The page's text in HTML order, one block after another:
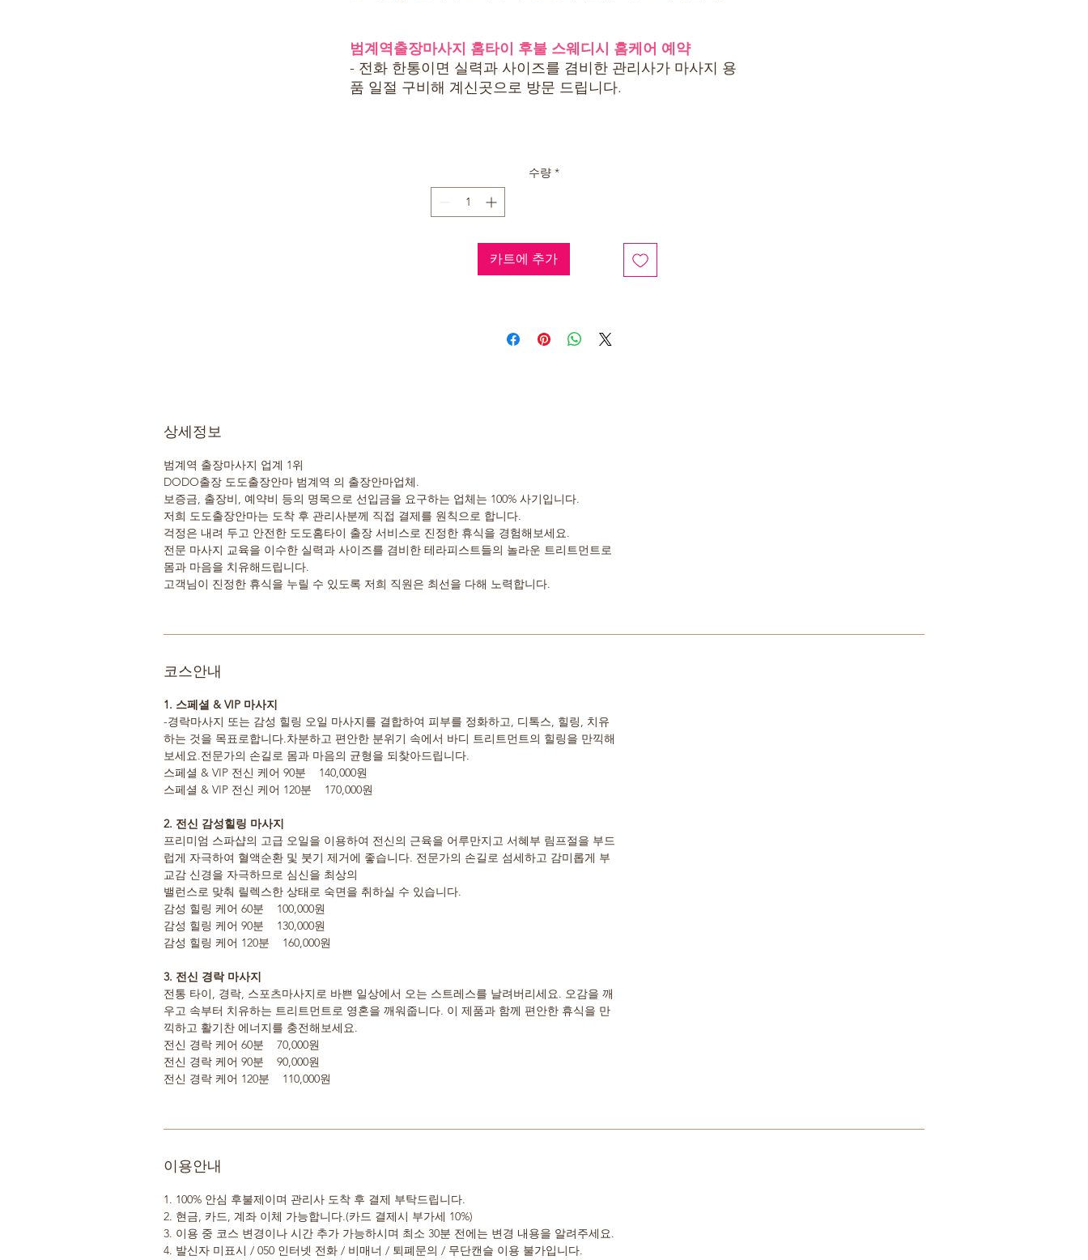
범계역출장마사지 홈타이 후불 스웨디시 홈케어 예약
- 전화 한통이면 실력과 사이즈를 겸비한 관리사가 마사지 용
품 일절 구비해 계신곳으로 방문 드립니다.
수량 *
카트에 추가
상세정보
범계역 출장마사지 업계 1위
DODO출장 도도출장안마 범계역 의 출장안마업체.
보증금, 출장비, 예약비 등의 명목으로 선입금을 요구하는 업체는 100% 사기입니다.
저희 도도출장안마는 도착 후 관리사분께 직접 결제를 원칙으로 합니다.
걱정은 내려 두고 안전한 도도홈타이 출장 서비스로 진정한 휴식을 경험해보세요.
전문 마사지 교육을 이수한 실력과 사이즈를 겸비한 테라피스트들의 놀라운 트리트먼트로
몸과 마음을 치유해드립니다.
고객님이 진정한 휴식을 누릴 수 있도록 저희 직원은 최선을 다해 노력합니다.
코스안내
1. 스페셜 & VIP 마사지
-경락마사지 또는 감성 힐링 오일 마사지를 결합하여 피부를 정화하고, 디톡스, 힐링, 치유
하는 것을 목표로합니다.차분하고 편안한 분위기 속에서 바디 트리트먼트의 힐링을 만끽해
보세요.전문가의 손길로 몸과 마음의 균형을 되찾아드립니다.
스페셜 & VIP 전신 케어 90분 140,000원
스페셜 & VIP 전신 케어 120분 170,000원
2. 전신 감성힐링 마사지
프리미엄 스파샵의 고급 오일을 이용하여 전신의 근육을 어루만지고 서혜부 림프절을 부드
럽게 자극하여 혈액순환 및 붓기 제거에 좋습니다. 전문가의 손길로 섬세하고 감미롭게 부
교감 신경을 자극하므로 심신을 최상의
밸런스로 맞춰 릴렉스한 상태로 숙면을 취하실 수 있습니다.
감성 힐링 케어 60분 100,000원
감성 힐링 케어 90분 130,000원
감성 힐링 케어 120분 160,000원
3. 전신 경락 마사지
전통 타이, 경락, 스포츠마사지로 바쁜 일상에서 오는 스트레스를 날려버리세요. 오감을 깨
우고 속부터 치유하는 트리트먼트로 영혼을 깨워줍니다. 이 제품과 함께 편안한 휴식을 만
끽하고 활기찬 에너지를 충전해보세요.
전신 경락 케어 60분 70,000원
전신 경락 케어 90분 90,000원
전신 경락 케어 120분 110,000원
이용안내
1. 100% 안심 후불제이며 관리사 도착 후 결제 부탁드립니다.
2. 현금, 카드, 계좌 이체 가능합니다.(카드 결제시 부가세 10%)
3. 이용 중 코스 변경이나 시간 추가 가능하시며 최소 30분 전에는 변경 내용을 알려주세요.
4. 발신자 미표시 / 050 인터넷 전화 / 비매너 / 퇴폐문의 / 무단캔슬 이용 불가입니다.